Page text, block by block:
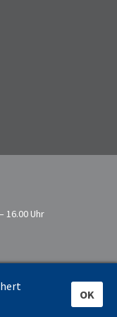
16.00 Uhr
OK